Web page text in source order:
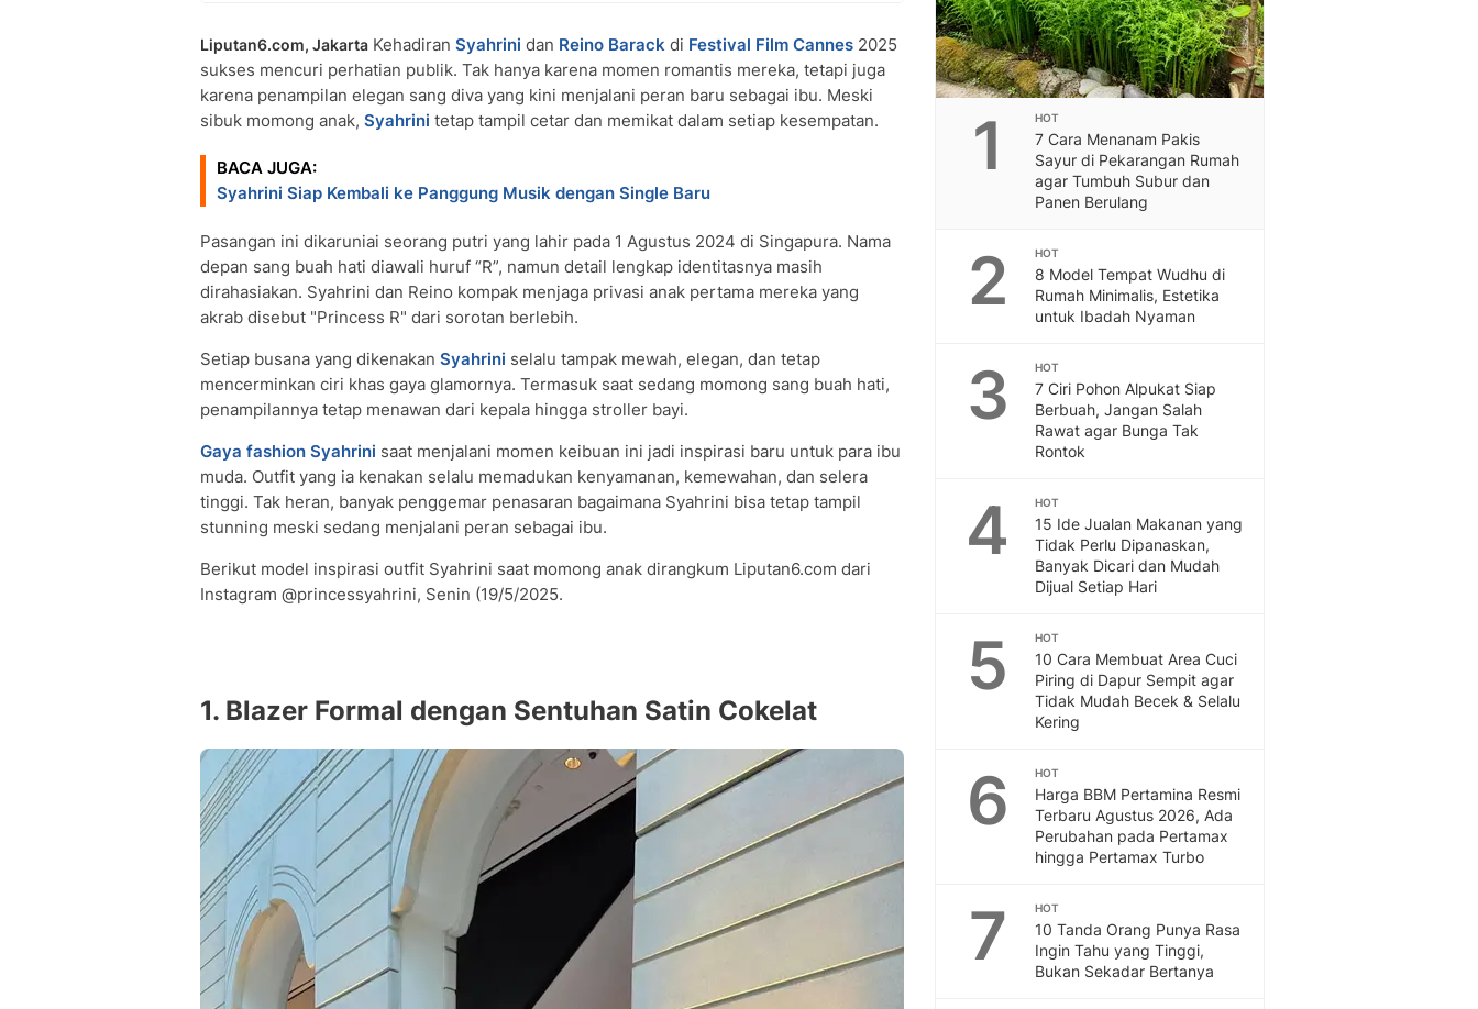
Liputan6.com, Jakarta Kehadiran Syahrini dan Reino Barack di Festival Film Cannes 2025
sukses mencuri perhatian publik. Tak hanya karena momen romantis mereka, tetapi juga
karena penampilan elegan sang diva yang kini menjalani peran baru sebagai ibu. Meski
sibuk momong anak, Syahrini tetap tampil cetar dan memikat dalam setiap kesempatan.
BACA JUGA:
Syahrini Siap Kembali ke Panggung Musik dengan Single Baru
Pasangan ini dikaruniai seorang putri yang lahir pada 1 Agustus 2024 di Singapura. Nama
depan sang buah hati diawali huruf “R”, namun detail lengkap identitasnya masih
dirahasiakan. Syahrini dan Reino kompak menjaga privasi anak pertama mereka yang
akrab disebut "Princess R" dari sorotan berlebih.
Setiap busana yang dikenakan Syahrini selalu tampak mewah, elegan, dan tetap
mencerminkan ciri khas gaya glamornya. Termasuk saat sedang momong sang buah hati,
penampilannya tetap menawan dari kepala hingga stroller bayi.
Gaya fashion Syahrini saat menjalani momen keibuan ini jadi inspirasi baru untuk para ibu
muda. Outfit yang ia kenakan selalu memadukan kenyamanan, kemewahan, dan selera
tinggi. Tak heran, banyak penggemar penasaran bagaimana Syahrini bisa tetap tampil
stunning meski sedang menjalani peran sebagai ibu.
Berikut model inspirasi outfit Syahrini saat momong anak dirangkum Liputan6.com dari
Instagram @princessyahrini, Senin (19/5/2025.
1. Blazer Formal dengan Sentuhan Satin Cokelat
1 HOT
7 Cara Menanam Pakis
Sayur di Pekarangan Rumah
agar Tumbuh Subur dan
Panen Berulang
2 HOT
8 Model Tempat Wudhu di
Rumah Minimalis, Estetika
untuk Ibadah Nyaman
3 HOT
7 Ciri Pohon Alpukat Siap
Berbuah, Jangan Salah
Rawat agar Bunga Tak
Rontok
4 HOT
15 Ide Jualan Makanan yang
Tidak Perlu Dipanaskan,
Banyak Dicari dan Mudah
Dijual Setiap Hari
5 HOT
10 Cara Membuat Area Cuci
Piring di Dapur Sempit agar
Tidak Mudah Becek & Selalu
Kering
6 HOT
Harga BBM Pertamina Resmi
Terbaru Agustus 2026, Ada
Perubahan pada Pertamax
hingga Pertamax Turbo
7 HOT
10 Tanda Orang Punya Rasa
Ingin Tahu yang Tinggi,
Bukan Sekadar Bertanya